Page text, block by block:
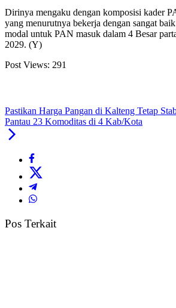
Dirinya mengaku dengan komposisi kader
yang menurutnya bekerja dengan sangat
modal untuk PAN masuk dalam 4 Besar
2029. (Y)
Post Views: 291
Pastikan Harga Pangan di Kalteng Tetap
Pantau 23 Komoditas di 4 Kab/Kota
Pos Terkait